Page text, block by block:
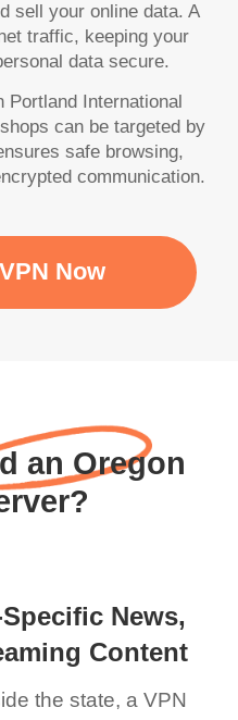
sell your online data. A
traffic, keeping your
data secure.
Portland International
can be targeted by
safe browsing,
communication.
Now
an Oregon
News,
Content
the state, a VPN